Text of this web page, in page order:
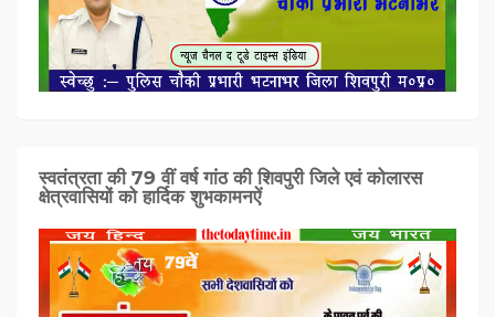
स्वतंत्रता की 79 वीं वर्ष गांठ की शिवपुरी जिले एवं कोलारस
क्षेत्रवासियों को हार्दिक शुभकामनऐं